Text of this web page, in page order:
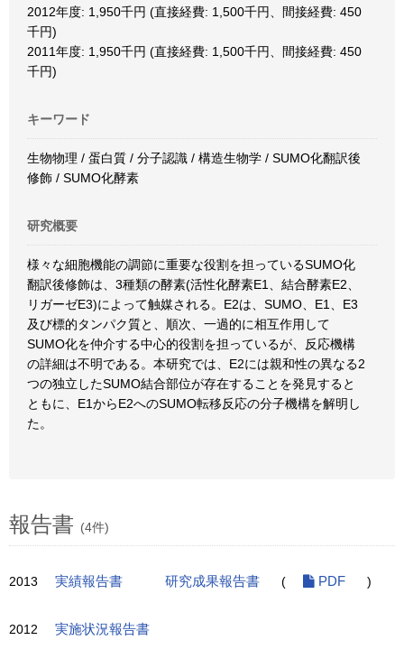
2012年度: 1,950千円 (直接経費: 1,500千円、間接経費: 450
千円)
2011年度: 1,950千円 (直接経費: 1,500千円、間接経費: 450
千円)
キーワード
生物物理 / 蛋白質 / 分子認識 / 構造生物学 / SUMO化翻訳後
修飾 / SUMO化酵素
研究概要
様々な細胞機能の調節に重要な役割を担っているSUMO化
翻訳後修飾は、3種類の酵素(活性化酵素E1、結合酵素E2、
リガーゼE3)によって触媒される。E2は、SUMO、E1、E3
及び標的タンパク質と、順次、一過的に相互作用して
SUMO化を仲介する中心的役割を担っているが、反応機構
の詳細は不明である。本研究では、E2には親和性の異なる2
つの独立したSUMO結合部位が存在することを発見すると
ともに、E1からE2へのSUMO転移反応の分子機構を解明し
た。
報告書 (4件)
2013 実績報告書 研究成果報告書 ( PDF )
2012 実施状況報告書